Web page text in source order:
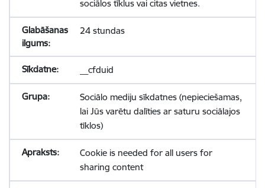
sociālos tīklus vai citas vietnes.
24 stundas
__cfduid
Sociālo mediju sīkdatnes (nepieciešamas,
lai Jūs varētu dalīties ar saturu sociālajos
tīklos)
Cookie is needed for all users for
sharing content